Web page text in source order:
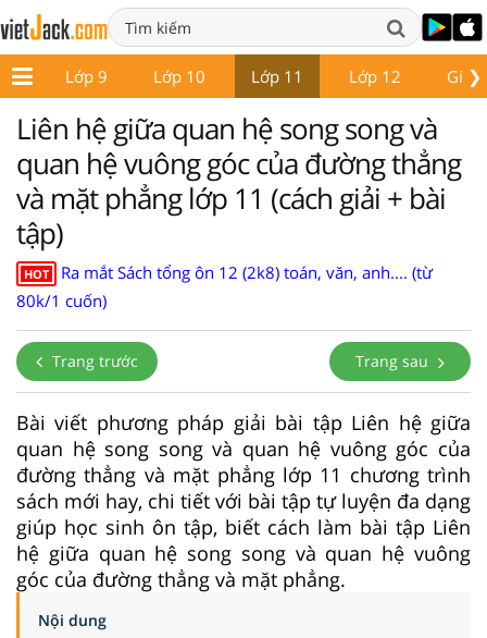
❯
8 Lớp 9 Lớp 10 Lớp 11 Lớp 12
Liên hệ giữa quan hệ song song và
quan hệ vuông góc của đường thẳng
và mặt phẳng lớp 11 (cách giải + bài
tập)
HOT
Ra mắt Sách tổng ôn 12 (2k8) toán, văn, anh.... (từ
80k/1 cuốn)
Trang trước Trang sau
Bài viết phương pháp giải bài tập Liên hệ giữa
quan hệ song song và quan hệ vuông góc của
đường thẳng và mặt phẳng lớp 11 chương trình
sách mới hay, chi tiết với bài tập tự luyện đa dạng
giúp học sinh ôn tập, biết cách làm bài tập Liên
hệ giữa quan hệ song song và quan hệ vuông
góc của đường thẳng và mặt phẳng.
Nội dung